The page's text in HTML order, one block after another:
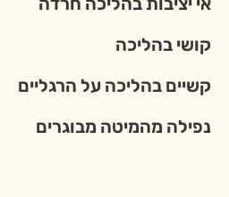
קושי בהליכה
קשיים בהליכה על הרגליים
נפילה מהמיטה מבוגרים